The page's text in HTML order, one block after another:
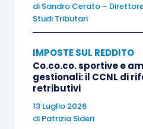
almomento della
degli immobili
(determinato
reddito diverso ex
l), TUIR, in quanto
ulteriori azioni
di Sandro Cerato –
Studi Tributari
IMPOSTE SUL REDDITO
Co.co.co. sportive e
gestionali: il CCNL di
retributivi
13 Luglio 2026
di Patrizia Sideri